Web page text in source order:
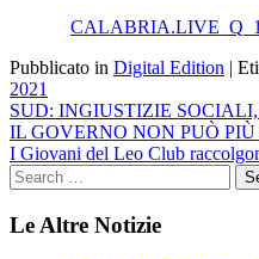
Pubblicato in Digital Edition |
2021
Navigazione
articoli
SUD: INGIUSTIZIE
IL GOVERNO NON PUÒ
I Giovani del Leo Club
Le Altre Notizie